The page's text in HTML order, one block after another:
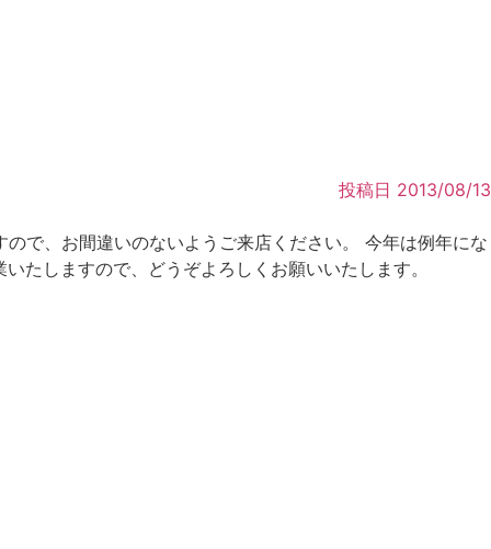
投稿日 2013/08/13
で、お間違いのないようご来店ください。 今年は例年にな
たしますので、どうぞよろしくお願いいたします。